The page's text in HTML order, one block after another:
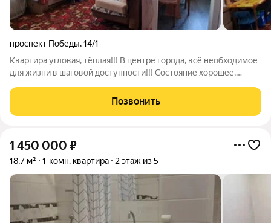
проспект Победы,14/1
Квартира угловая, тёплая!!! В центре города, всё необходимое
для жизни в шаговой доступности!!! Состояние хорошее,
счётчики, косметический ремонт. Документы готовы, долгов
нет. Торг уместен, ждём
Позвонить
1 450 000 ₽
18,7 м² 1-комн. квартира 2 этаж из 5